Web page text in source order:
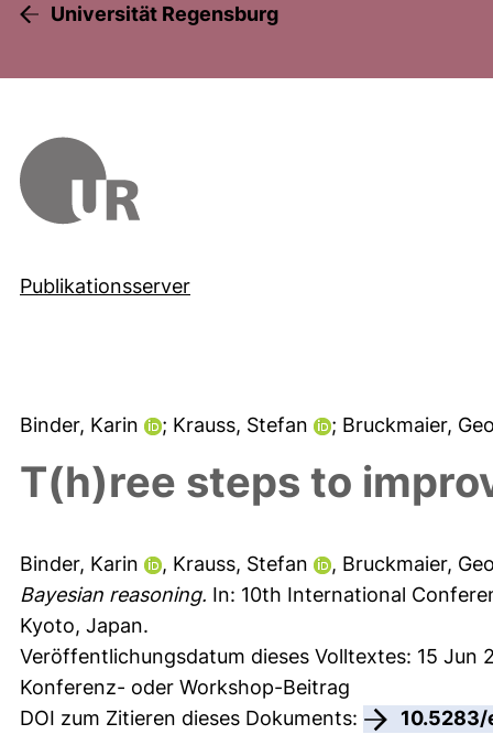
Universität Regensburg
Publikationsserver
Binder, Karin ; Krauss, Stefan ; Bruckmaier,
T(h)ree steps to
Binder, Karin , Krauss, Stefan , Bruckmaier,
Bayesian reasoning. In: 10th International
Kyoto, Japan.
Veröffentlichungsdatum dieses Volltextes: 15 Jun
Konferenz- oder Workshop-Beitrag
DOI zum Zitieren dieses Dokuments: